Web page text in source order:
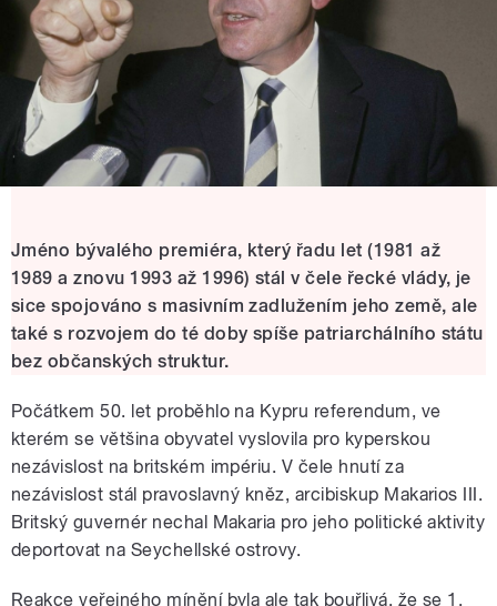
Jméno bývalého premiéra, který řadu let (1981 až
1989 a znovu 1993 až 1996) stál v čele řecké vlády, je
sice spojováno s masivním zadlužením jeho země, ale
také s rozvojem do té doby spíše patriarchálního státu
bez občanských struktur.
Počátkem 50. let proběhlo na Kypru referendum, ve
kterém se většina obyvatel vyslovila pro kyperskou
nezávislost na britském impériu. V čele hnutí za
nezávislost stál pravoslavný kněz, arcibiskup Makarios III.
Britský guvernér nechal Makaria pro jeho politické aktivity
deportovat na Seychellské ostrovy.
Reakce veřejného mínění byla ale tak bouřlivá, že se 1.